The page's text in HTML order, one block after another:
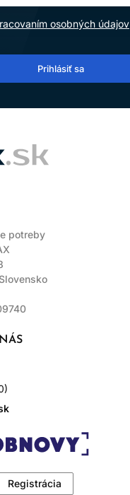
osobných údajov
Prihlásiť sa
potreby
Registrácia